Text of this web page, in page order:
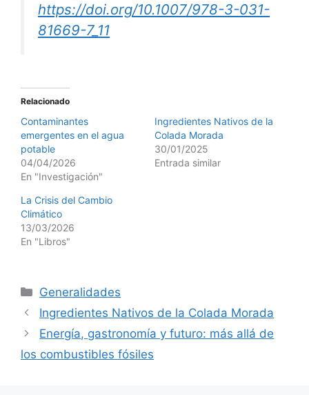
https://doi.org/10.1007/978-3-031-
81669-7_11
Relacionado
Contaminantes
emergentes en el agua
potable
04/04/2026
En "Investigación"
Ingredientes Nativos de la
Colada Morada
30/01/2025
Entrada similar
La Crisis del Cambio
Climático
13/03/2026
En "Libros"
Categorías
Generalidades
Ingredientes Nativos de la Colada Morada
Energía, gastronomía y futuro: más allá de
los combustibles fósiles